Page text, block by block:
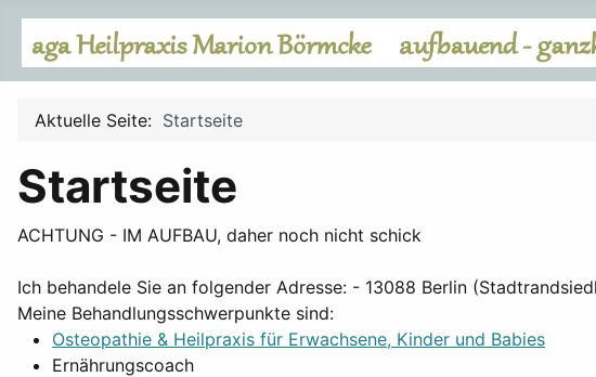
Aktuelle Seite: Startseite
Startseite
ACHTUNG - IM AUFBAU, daher noch nicht schick
Ich behandele Sie an folgender Adresse: - 13088 Berlin
Meine Behandlungsschwerpunkte sind:
Osteopathie & Heilpraxis für Erwachsene, Kinder und Babies
Ernährungscoach